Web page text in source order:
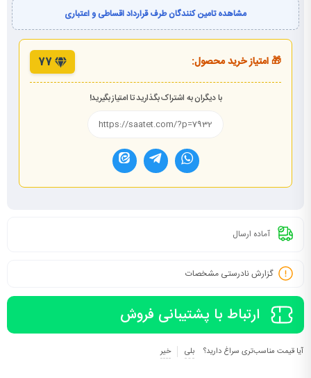
مشاهده تامین کنندگان طرف قرارداد اقساطی و اعتباری
🎁 امتیاز خرید محصول: 77
با دیگران به اشتراک بگذارید تا امتیاز بگیرید!
آماده ارسال
گزارش نادرستی مشخصات
ارتباط با پشتیبانی فروش
آیا قیمت مناسب‌تری سراغ دارید؟ بلی خیر